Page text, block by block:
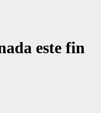
este fin